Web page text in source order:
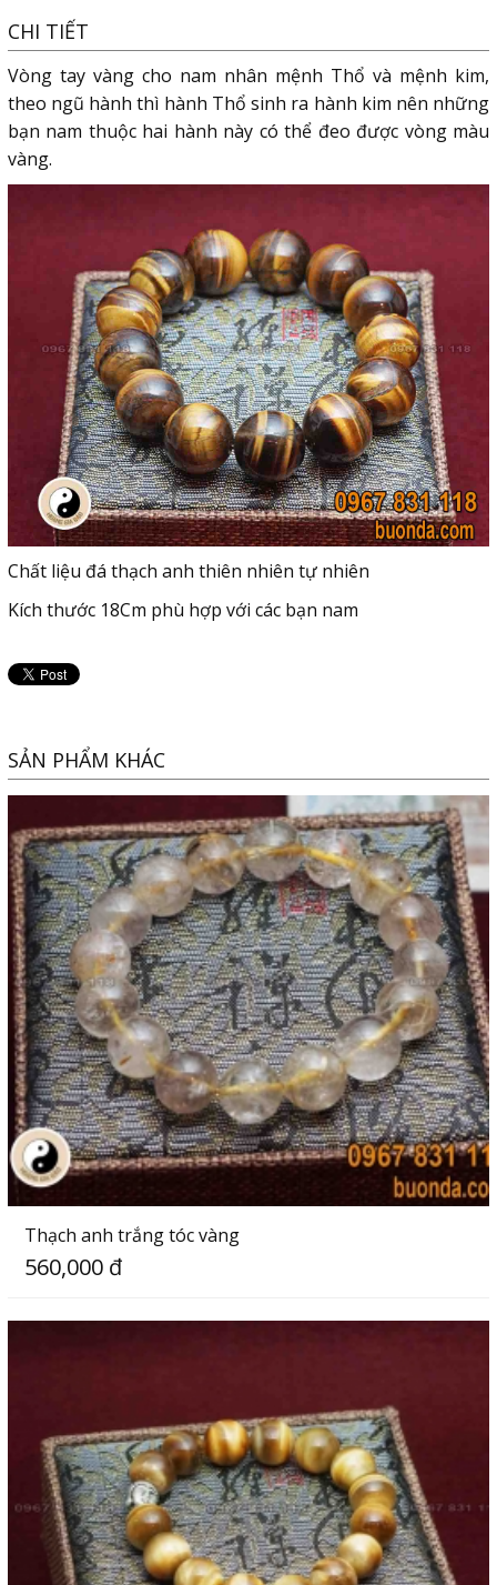
CHI TIẾT
Vòng tay vàng cho nam nhân mệnh Thổ và mệnh kim,
theo ngũ hành thì hành Thổ sinh ra hành kim nên những
bạn nam thuộc hai hành này có thể đeo được vòng màu
vàng.
Chất liệu đá thạch anh thiên nhiên tự nhiên
Kích thước 18Cm phù hợp với các bạn nam
SẢN PHẨM KHÁC
Thạch anh trắng tóc vàng
560,000 đ